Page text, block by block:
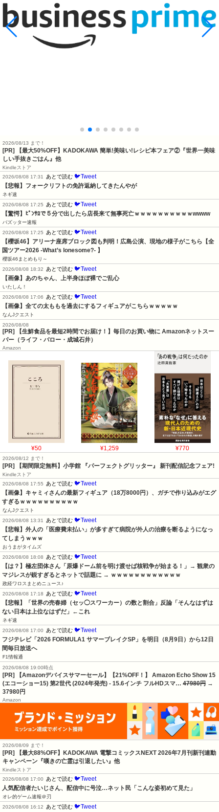
2026/08/13 まで！
[PR] 【最大50%OFF】KADOKAWA 簡単!美味い!レシピ本フェア②『世界一美味
しい手抜きごはん』他
Kindleストア
2026/08/08 17:31
あとで読む 🐦Tweet
【悲報】フォークリフトの免許返納してきたんやが
ネギ速
2026/08/08 17:25
あとで読む 🐦Tweet
【驚愕】ﾋﾟﾝｻﾛで５分で出したら店長来て無事死亡ｗｗｗｗｗｗｗｗｗｗwwww
バズッター速報
2026/08/08 17:25
あとで読む 🐦Tweet
【櫻坂46】アリーナ座席ブロック図も判明！広島公演、現地の様子がこちら【全
国ツアー2026 -What’s lonesome?- 】
櫻坂46まとめもり～
2026/08/08 18:32
あとで読む 🐦Tweet
【画像】あのちゃん、上半身ほぼ裸でご乱心
いたしん！
2026/08/08 17:06
あとで読む 🐦Tweet
【画像】全ての太ももを過去にするフィギュアがこちらｗｗｗｗｗ
なんJクエスト
2026/08/08
[PR] 【生鮮食品を最短2時間でお届け！】毎日のお買い物に Amazonネットスー
パー（ライフ・バロー・成城石井）
Amazon
¥50 ¥1,259 ¥770
2026/08/12 まで！
[PR] 【期間限定無料】小学館 『パーフェクトグリッター』 新刊配信記念フェア!
Kindleストア
2026/08/08 17:55
あとで読む 🐦Tweet
【画像】キャミィさんの最新フィギュア（18万8000円）、ガチで作り込みがエグ
すぎるｗｗｗｗｗｗｗｗｗｗ
なんJクエスト
2026/08/08 13:31
あとで読む 🐦Tweet
【悲報】外人の「医療費未払い」が多すぎて病院が外人の治療を断るようになっ
てしまうｗｗｗ
おうまがタイムズ
2026/08/08 18:08
あとで読む 🐦Tweet
【は？】極左団体さん「原爆ドーム前を明け渡せば核戦争が始まる！」→ 観衆の
マジレスが鋭すぎるとネットで話題に → ｗｗｗｗｗｗｗｗｗｗｗｗ
政経ワロスまとめニュース♪
2026/08/08 17:18
あとで読む 🐦Tweet
【悲報】「世界の売春婦（セッ◯スワーカー）の数と割合」反論「そんなはずは
ない日本は上位なはずだ」←これ
ネギ速
2026/08/08 17:00
あとで読む 🐦Tweet
フジテレビ「2026 FORMULA1 サマーブレイクSP」を明日（8月9日）から12日
間毎日放送へ
F1情報通
2026/08/08 19:00時点
[PR] 【Amazonデバイスサマーセール】【21%OFF！】 Amazon Echo Show 15
(エコーショー15) 第2世代 (2024年発売) - 15.6インチ フルHDスマ… 47980円 →
37980円
Amazon
2026/08/09 まで！
[PR] 【最大88%OFF】KADOKAWA 電撃コミックスNEXT 2026年7月刊新刊連動
キャンペーン『嘆きの亡霊は引退したい』他
Kindleストア
2026/08/08 17:00
あとで読む 🐦Tweet
人気配信者たいじさん、配信中に号泣…ネット民「こんな姿初めて見た」
オレ的ゲーム速報＠刃
2026/08/08 16:12
あとで読む 🐦Tweet